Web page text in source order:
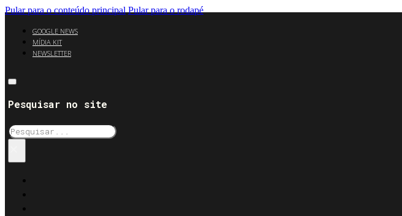
Pular para o conteúdo principal Pular para o rodapé
GOOGLE NEWS
MÍDIA KIT
NEWSLETTER
Pesquisar no site
Pesquisar